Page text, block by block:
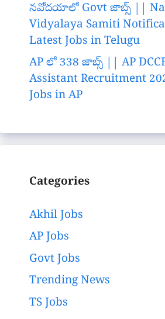
నవోదయాలో Govt జాబ్స్ ||
Vidyalaya Samiti
Latest Jobs in Telugu
AP లో 338 జాబ్స్ || AP
Assistant Recruitment
Jobs in AP
Categories
Akhil Jobs
AP Jobs
Govt Jobs
Trending News
TS Jobs